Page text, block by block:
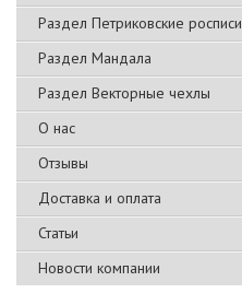
Раздел Петриковские росписи
Раздел Мандала
Раздел Векторные чехлы
О нас
Отзывы
Доставка и оплата
Статьи
Новости компании